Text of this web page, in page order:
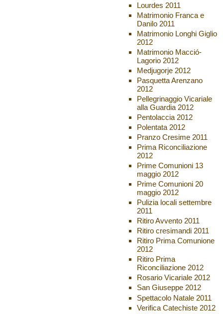
Lourdes 2011
Matrimonio Franca e
Danilo 2011
Matrimonio Longhi Giglio
2012
Matrimonio Macció-
Lagorio 2012
Medjugorje 2012
Pasquetta Arenzano
2012
Pellegrinaggio Vicariale
alla Guardia 2012
Pentolaccia 2012
Polentata 2012
Pranzo Cresime 2011
Prima Riconciliazione
2012
Prime Comunioni 13
maggio 2012
Prime Comunioni 20
maggio 2012
Pulizia locali settembre
2011
Ritiro Avvento 2011
Ritiro cresimandi 2011
Ritiro Prima Comunione
2012
Ritiro Prima
Riconciliazione 2012
Rosario Vicariale 2012
San Giuseppe 2012
Spettacolo Natale 2011
Verifica Catechiste 2012